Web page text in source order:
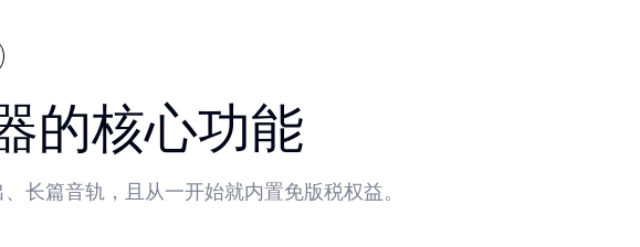
的核心功能
长篇音轨，且从一开始就内置免版税权益。